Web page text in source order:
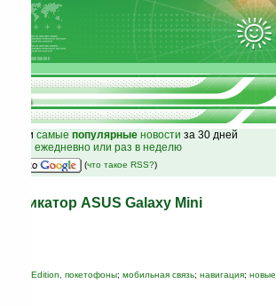
25
и самые популярные новости за 30 дней
email ежедневно или раз в неделю
(что такое RSS?)
ASUS Galaxy Mini
Phone Edition, покетофоны; мобильная связь; навигация; новые